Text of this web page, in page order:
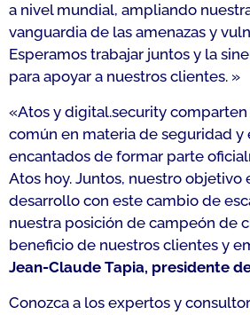
a nivel mundial, ampliando
vanguardia de las amenazas y
Esperamos trabajar juntos y la
para apoyar a nuestros clientes. »
«Atos y digital.security
común en materia de seguridad y
encantados de formar parte
Atos hoy. Juntos, nuestro objetivo
desarrollo con este cambio de
nuestra posición de campeón de
beneficio de nuestros clientes y
Jean-Claude Tapia, presidente
Conozca a los expertos y